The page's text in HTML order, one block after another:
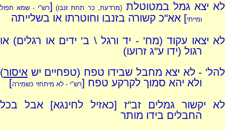
לא יצא גמל במטוטלת(מרדעת, כר תחת זנבו) [רש"י - שמא תפול
ומייתי] אא"כ קשורה בזנבו וחוטרתו או בשלייתה
לא יצאו עקוד (מח' - יד ורגל \ ב' ידים או רגלים) או
רגול (ידו ע"ג זרועו)
להל' - לא יצא מחבל שבידו טפח (טפחיים יש איסור)
ולא יהא סמוך לקרקע טפח [רש"י - לא מיתחזי כשמירה]
לא יקשור גמלים זב"ז [כאזיל לחינגא] אבל בכל
החבלים בידו מותר